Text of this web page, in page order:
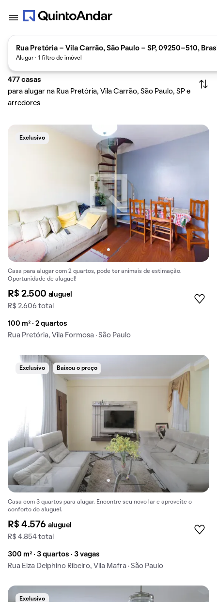
Rua Pretória - Vila Carrão, São Paulo - SP, 09250-510,
Alugar · 1 filtro de imóvel
477 casas
para alugar na Rua Pretória, Vila Carrão, São Paulo, SP e
arredores
Exclusivo
Casa para alugar com 2 quartos, pode ter animais de estimação.
Oportunidade de aluguel!
R$ 2.500 aluguel
R$ 2.606 total
100 m² · 2 quartos
Rua Pretória, Vila Formosa · São Paulo
Exclusivo Baixou o preço
Casa com 3 quartos para alugar. Encontre seu novo lar e aproveite o
conforto do aluguel.
R$ 4.576 aluguel
R$ 4.854 total
300 m² · 3 quartos · 3 vagas
Rua Elza Delphino Ribeiro, Vila Mafra · São Paulo
Exclusivo